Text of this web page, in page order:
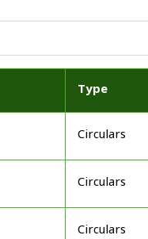
Type
Circulars
Circulars
Circulars